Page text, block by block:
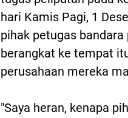
hari Kamis Pagi, 1
pihak petugas
berangkat ke tempat
perusahaan mereka
"Saya heran, kenapa